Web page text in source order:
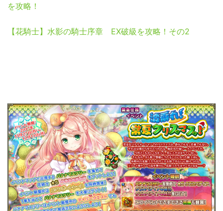
を攻略！
【花騎士】水影の騎士序章 EX破級を攻略！その2